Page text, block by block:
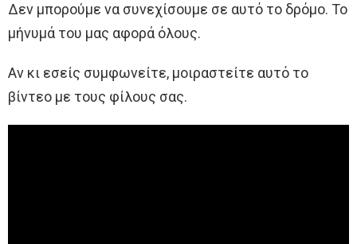
Δεν μπορούμε να συνεχίσουμε σε αυτό το δρόμο. Το
μήνυμά του μας αφορά όλους.
Αν κι εσείς συμφωνείτε, μοιραστείτε αυτό το
βίντεο με τους φίλους σας.